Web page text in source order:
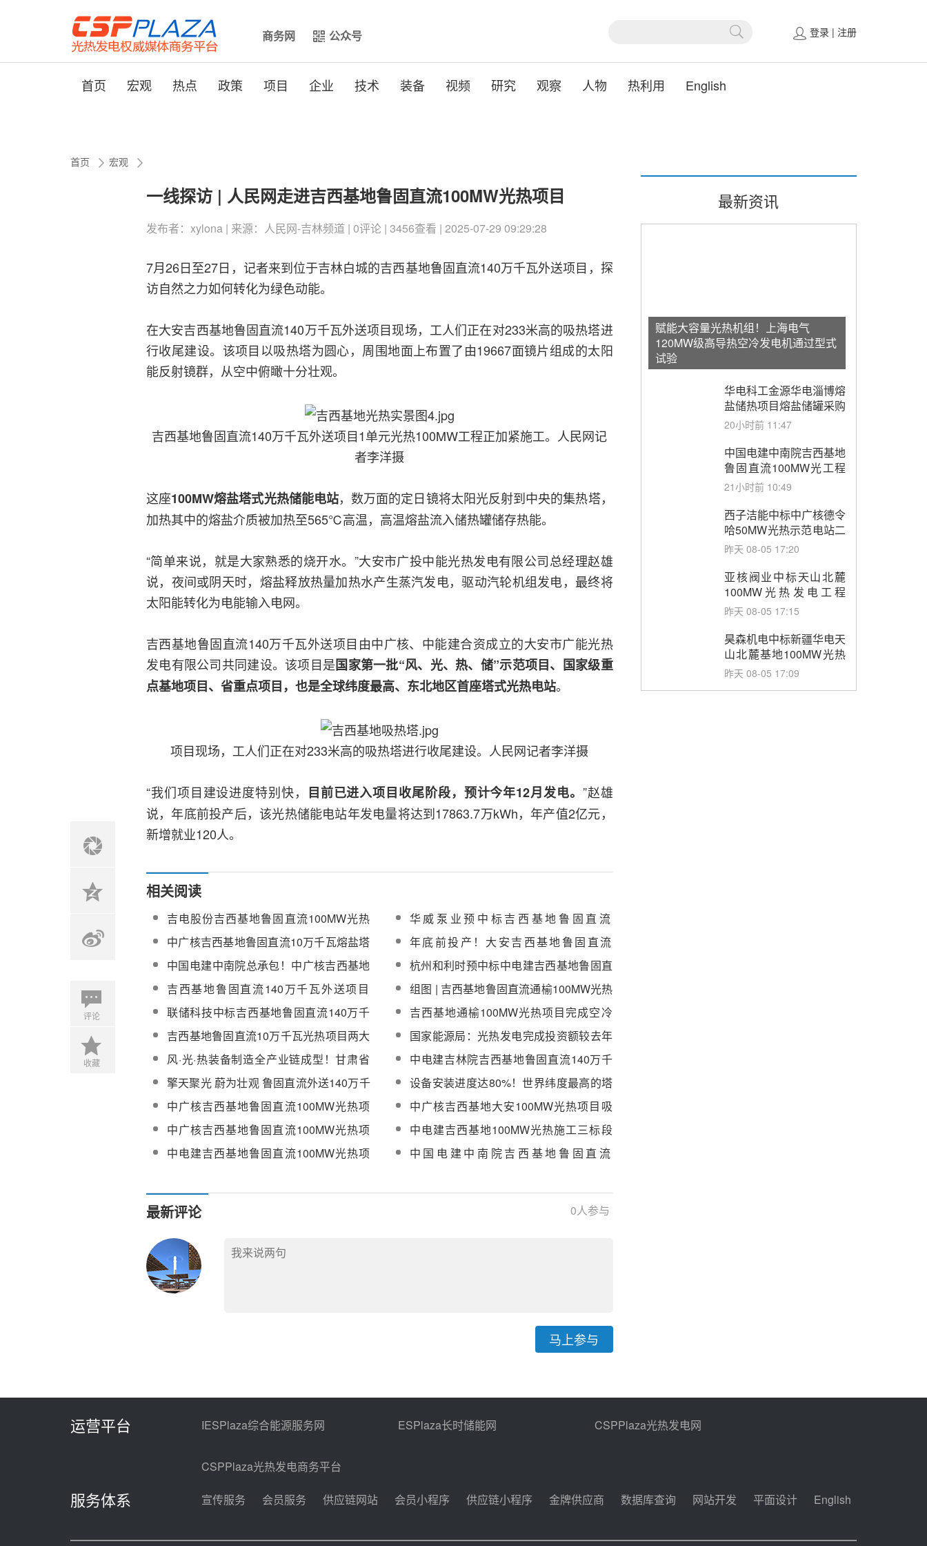
商务网 公众号 登录 | 注册
首页 宏观 热点 政策 项目 企业 技术 装备 视频 研究 观察 人物 热利用 English
首页 宏观
一线探访 | 人民网走进吉西基地鲁固直流100MW光热项目
发布者：xylona | 来源：人民网-吉林频道 | 0评论 | 3456查看 | 2025-07-29 09:29:28
7月26日至27日，记者来到位于吉林白城的吉西基地鲁固直流140万千瓦外送项目，探
访自然之力如何转化为绿色动能。
在大安吉西基地鲁固直流140万千瓦外送项目现场，工人们正在对233米高的吸热塔进
行收尾建设。该项目以吸热塔为圆心，周围地面上布置了由19667面镜片组成的太阳
能反射镜群，从空中俯瞰十分壮观。
吉西基地鲁固直流140万千瓦外送项目1单元光热100MW工程正加紧施工。人民网记
者李洋摄
这座100MW熔盐塔式光热储能电站，数万面的定日镜将太阳光反射到中央的集热塔，
加热其中的熔盐介质被加热至565℃高温，高温熔盐流入储热罐储存热能。
“简单来说，就是大家熟悉的烧开水。”大安市广投中能光热发电有限公司总经理赵雄
说，夜间或阴天时，熔盐释放热量加热水产生蒸汽发电，驱动汽轮机组发电，最终将
太阳能转化为电能输入电网。
吉西基地鲁固直流140万千瓦外送项目由中广核、中能建合资成立的大安市广能光热
发电有限公司共同建设。该项目是国家第一批“风、光、热、储”示范项目、国家级重
点基地项目、省重点项目，也是全球纬度最高、东北地区首座塔式光热电站。
项目现场，工人们正在对233米高的吸热塔进行收尾建设。人民网记者李洋摄
“我们项目建设进度特别快， 目前已进入项目收尾阶段，预计今年12月发电。 ”赵雄
说，年底前投产后，该光热储能电站年发电量将达到17863.7万kWh，年产值2亿元，
新增就业120人。
评论
收藏
相关阅读
吉电股份吉西基地鲁固直流100MW光热
项目高、低温熔盐泵（变频）成交公示
华威泵业预中标吉西基地鲁固直流
100MW光热项目调温泵、疏盐泵及事故
疏盐泵设备
中广核吉西基地鲁固直流10万千瓦熔盐塔
式光热项目正在稳步推进
年底前投产！大安吉西基地鲁固直流
100MW光热项目正进行设备安装工作
中国电建中南院总承包！中广核吉西基地
100MW光热项目进入安装阶段
杭州和利时预中标中电建吉西基地鲁固直
流100MW光热项目全场控制系统
（DCS）二次采购项目
吉西基地鲁固直流140万千瓦外送项目
1（光热100MW）工程设备监造服务公开
谈判
组图 | 吉西基地鲁固直流通榆100MW光热
项目通过基础转主体阶段质量监检
联储科技中标吉西基地鲁固直流140万千
瓦外送项目2-1（光热100MW）化盐服务
吉西基地通榆100MW光热项目完成空冷
岛首组钢结构安装
吉西基地鲁固直流10万千瓦光热项目两大
核心工程告捷
国家能源局：光热发电完成投资额较去年
同期接近翻番
风·光·热装备制造全产业链成型！甘肃省
能源转型之路
中电建吉林院吉西基地鲁固直流140万千
瓦外送项目1（光热100MW）工程EPC总
承包项目公开谈判
擎天聚光 蔚为壮观 鲁固直流外送140万千
瓦光热项目
设备安装进度达80%！世界纬度最高的塔
式熔盐光热电站预计年底前投入运行
中广核吉西基地鲁固直流100MW光热项
目并网手续办理服务采购
中广核吉西基地大安100MW光热项目吸
热器第一榀钢架顺利吊装就位
中广核吉西基地鲁固直流100MW光热项
目并网手续办理服务成交结果公示
中电建吉西基地100MW光热施工三标段
项目全场调试及试运行工程采购
中电建吉西基地鲁固直流100MW光热项
中国电建中南院吉西基地鲁固直流
最新评论 0人参与
马上参与
最新资讯
赋能大容量光热机组！上海电气
120MW级高导热空冷发电机通过型式
试验
华电科工金源华电淄博熔
盐储热项目熔盐储罐采购
20小时前 11:47
中国电建中南院吉西基地
鲁固直流100MW光工程
性能试验采购
21小时前 10:49
西子洁能中标中广核德令
哈50MW光热示范电站二
列蒸汽发生器设备采购
昨天 08-05 17:20
亚核阀业中标天山北麓
100MW光热发电工程
EPC总承包项目熔盐截
购
昨天 08-05 17:15
昊森机电中标新疆华电天
山北麓基地100MW光热
发电工程EPC总承包项
昨天 08-05 17:09
运营平台 IESPlaza综合能源服务网 ESPlaza长时储能网 CSPPlaza光热发电网
CSPPlaza光热发电商务平台
服务体系 宣传服务 会员服务 供应链网站 会员小程序 供应链小程序 金牌供应商 数据库查询 网站开发 平面设计 English